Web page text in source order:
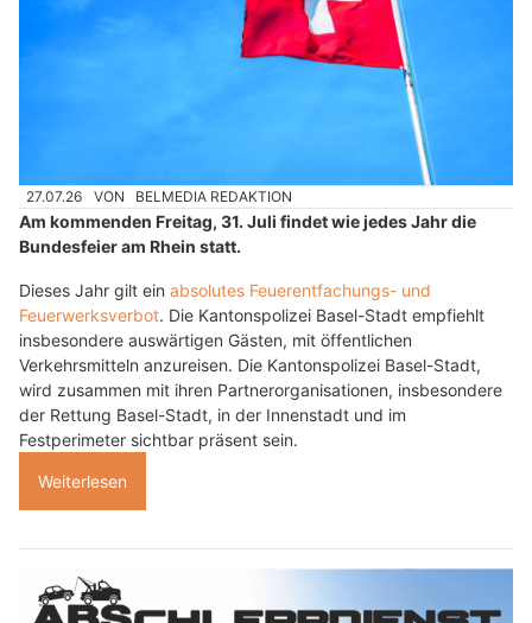
27.07.26 VON BELMEDIA REDAKTION
Am kommenden Freitag, 31. Juli findet wie jedes Jahr die
Bundesfeier am Rhein statt.
Dieses Jahr gilt ein absolutes Feuerentfachungs- und
Feuerwerksverbot. Die Kantonspolizei Basel-Stadt empfiehlt
insbesondere auswärtigen Gästen, mit öffentlichen
Verkehrsmitteln anzureisen. Die Kantonspolizei Basel-Stadt,
wird zusammen mit ihren Partnerorganisationen, insbesondere
der Rettung Basel-Stadt, in der Innenstadt und im
Festperimeter sichtbar präsent sein.
Weiterlesen